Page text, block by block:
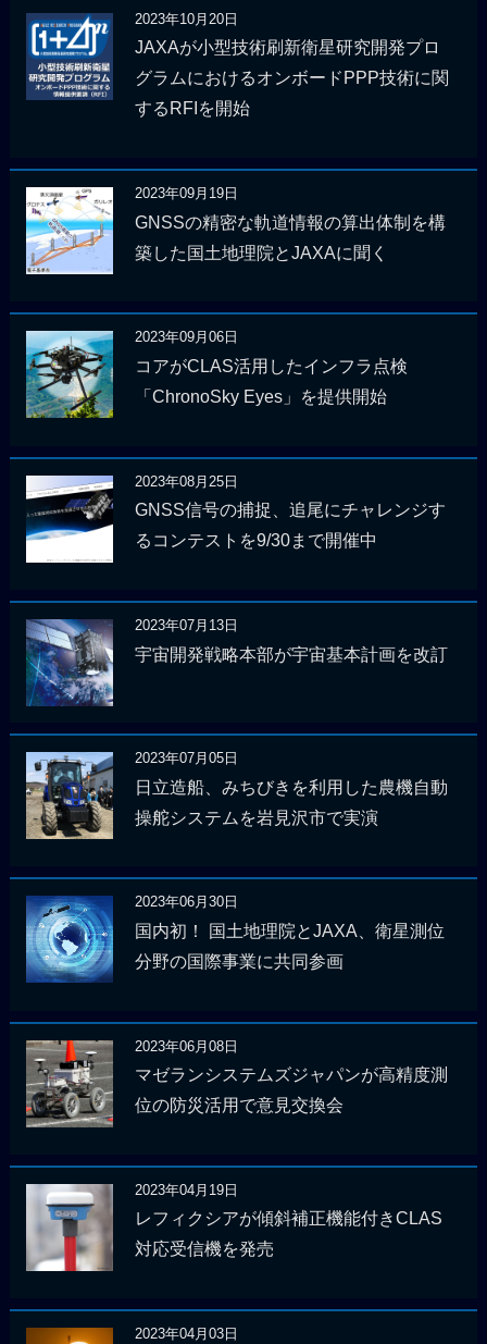
2023年10月20日
JAXAが小型技術刷新衛星研究開発プロ
グラムにおけるオンボードPPP技術に関
するRFIを開始
2023年09月19日
GNSSの精密な軌道情報の算出体制を構
築した国土地理院とJAXAに聞く
2023年09月06日
コアがCLAS活用したインフラ点検
「ChronoSky Eyes」を提供開始
2023年08月25日
GNSS信号の捕捉、追尾にチャレンジす
るコンテストを9/30まで開催中
2023年07月13日
宇宙開発戦略本部が宇宙基本計画を改訂
2023年07月05日
日立造船、みちびきを利用した農機自動
操舵システムを岩見沢市で実演
2023年06月30日
国内初！ 国土地理院とJAXA、衛星測位
分野の国際事業に共同参画
2023年06月08日
マゼランシステムズジャパンが高精度測
位の防災活用で意見交換会
2023年04月19日
レフィクシアが傾斜補正機能付きCLAS
対応受信機を発売
2023年04月03日